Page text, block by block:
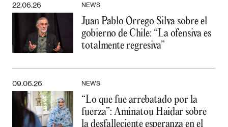
22.06.26 NEWS
Juan Pablo Orrego Silva sobre el
gobierno de Chile: “La ofensiva es
totalmente regresiva”
09.06.26 NEWS
“Lo que fue arrebatado por la
fuerza”: Aminatou Haidar sobre
la desfalleciente esperanza en el